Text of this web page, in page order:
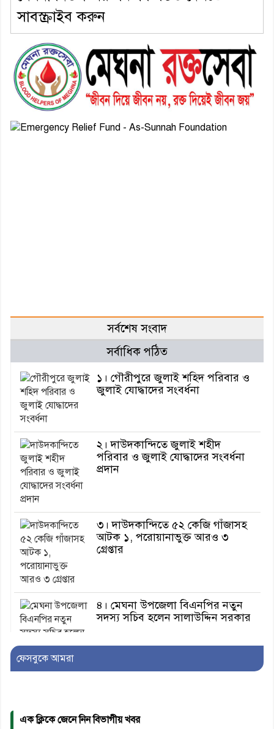
সাবস্ক্রাইব করুন
সর্বশেষ সংবাদ
সর্বাধিক পঠিত
১। গৌরীপুরে জুলাই শহিদ পরিবার ও
জুলাই যোদ্ধাদের সংবর্ধনা
২। দাউদকান্দিতে জুলাই শহীদ
পরিবার ও জুলাই যোদ্ধাদের সংবর্ধনা
প্রদান
৩। দাউদকান্দিতে ৫২ কেজি গাঁজাসহ
আটক ১, পরোয়ানাভুক্ত আরও ৩
গ্রেপ্তার
৪। মেঘনা উপজেলা বিএনপির নতুন
সদস্য সচিব হলেন সালাউদ্দিন সরকার
৫। জেলা পুলিশ সুপার থেকে সম্মাননা
ফেসবুকে আমরা
এক ক্লিকে জেনে নিন বিভাগীয় খবর